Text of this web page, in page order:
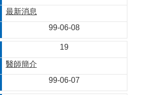
最新消息
99-06-08
19
醫師簡介
99-06-07